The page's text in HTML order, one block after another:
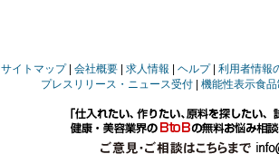
サイトマップ 会社概要 求人情報 ヘルプ 利用者情報
プレスリリース・ニュース受付
機能性表示食品